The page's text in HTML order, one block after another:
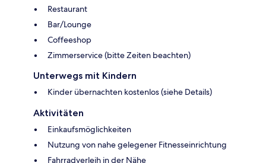
Restaurant
Bar/Lounge
Coffeeshop
Zimmerservice (bitte Zeiten beachten)
Unterwegs mit Kindern
Kinder übernachten kostenlos (siehe Details)
Aktivitäten
Einkaufsmöglichkeiten
Nutzung von nahe gelegener Fitnesseinrichtung
Fahrradverleih in der Nähe